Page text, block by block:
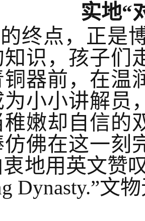
实地“
终点，正是
识，孩子们
器前，在温
为小小讲解员
嫩却自信的
佛在这一刻
地用英文赞
Dynasty.”文